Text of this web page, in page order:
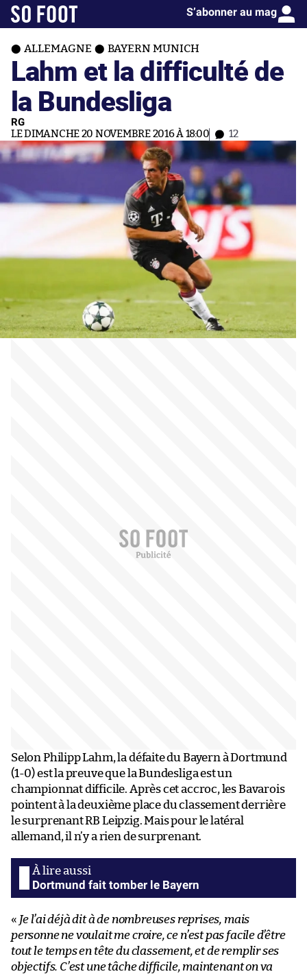
S’abonner au mag
ALLEMAGNE BAYERN MUNICH
Lahm et la difficulté de
la Bundesliga
RG
LE DIMANCHE 20 NOVEMBRE 2016 À 18:00 12
Selon Philipp Lahm, la défaite du Bayern à Dortmund
(1-0) est la preuve que la Bundesliga est un
championnat difficile. Après cet accroc, les Bavarois
pointent à la deuxième place du classement derrière
le surprenant RB Leipzig. Mais pour le latéral
allemand, il n’y a rien de surprenant.
Dortmund fait tomber le Bayern
« Je l’ai déjà dit à de nombreuses reprises, mais
personne ne voulait me croire, ce n’est pas facile d’être
tout le temps en tête du classement, et de remplir ses
objectifs. C’est une tâche difficile, maintenant on va